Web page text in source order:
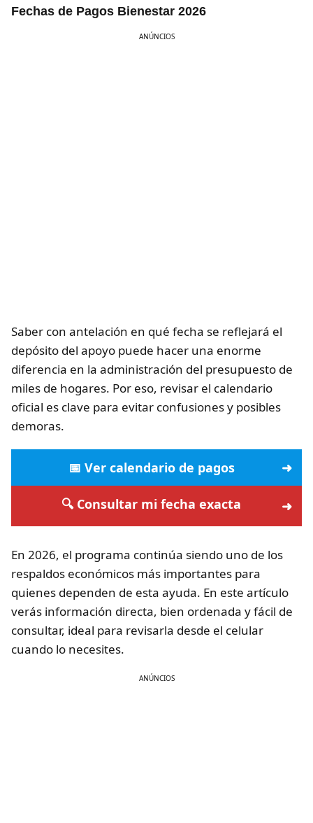
Fechas de Pagos Bienestar 2026
ANÚNCIOS
Saber con antelación en qué fecha se reflejará el
depósito del apoyo puede hacer una enorme
diferencia en la administración del presupuesto de
miles de hogares. Por eso, revisar el calendario
oficial es clave para evitar confusiones y posibles
demoras.
📅 Ver calendario de pagos
🔍 Consultar mi fecha exacta
En 2026, el programa continúa siendo uno de los
respaldos económicos más importantes para
quienes dependen de esta ayuda. En este artículo
verás información directa, bien ordenada y fácil de
consultar, ideal para revisarla desde el celular
cuando lo necesites.
ANÚNCIOS